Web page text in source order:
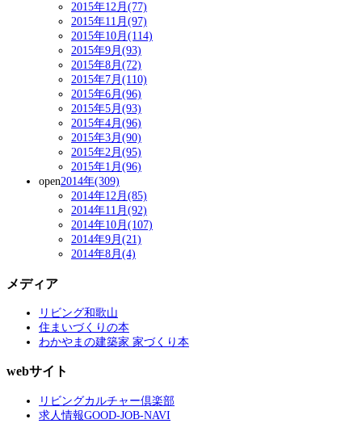
2015年12月(77)
2015年11月(97)
2015年10月(114)
2015年9月(93)
2015年8月(72)
2015年7月(110)
2015年6月(96)
2015年5月(93)
2015年4月(96)
2015年3月(90)
2015年2月(95)
2015年1月(96)
open2014年(309)
2014年12月(85)
2014年11月(92)
2014年10月(107)
2014年9月(21)
2014年8月(4)
メディア
リビング和歌山
住まいづくりの本
わかやまの建築家 家づくり本
webサイト
リビングカルチャー倶楽部
求人情報GOOD-JOB-NAVI